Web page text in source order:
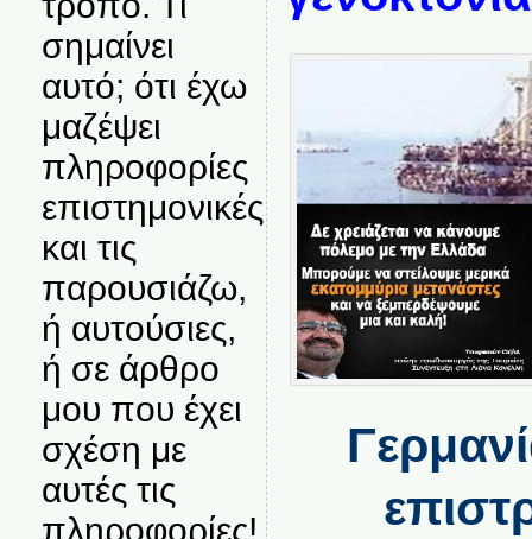
σημαίνει
αυτό; ότι έχω
μαζέψει
πληροφορίες
επιστημονικές
και τις
παρουσιάζω,
ή αυτούσιες,
ή σε άρθρο
μου που έχει
σχέση με
αυτές τις
πληροφορίες!